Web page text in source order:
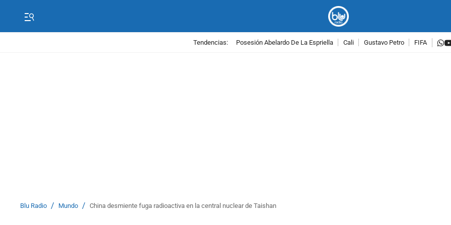
Tendencias: Posesión Abelardo De La Espriella Cali Gustavo Petro FIFA
Blu Radio / Mundo / China desmiente fuga radioactiva en la central nuclear de Taishan